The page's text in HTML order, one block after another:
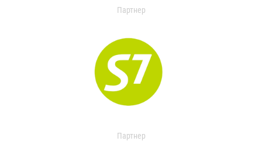
Партнер
Партнер